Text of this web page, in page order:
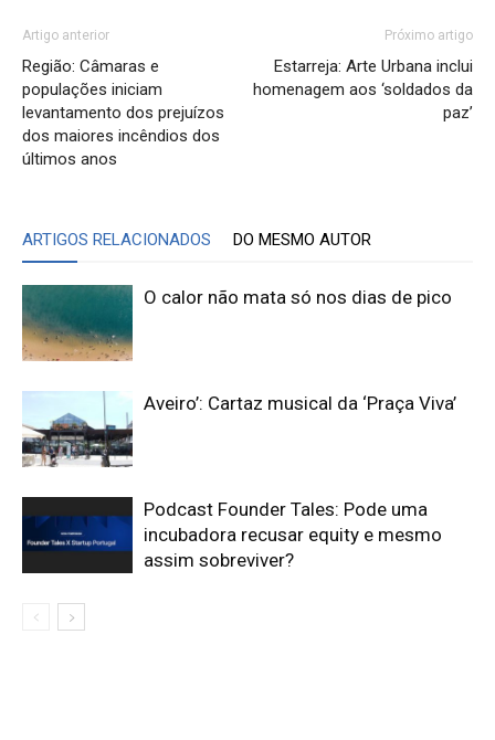
Artigo anterior
Região: Câmaras e
populações iniciam
levantamento dos prejuízos
dos maiores incêndios dos
últimos anos
Próximo artigo
Estarreja: Arte Urbana inclui
homenagem aos ‘soldados da
paz’
ARTIGOS RELACIONADOS DO MESMO AUTOR
O calor não mata só nos dias de pico
Aveiro’: Cartaz musical da ‘Praça Viva’
Podcast Founder Tales: Pode uma
incubadora recusar equity e mesmo
assim sobreviver?